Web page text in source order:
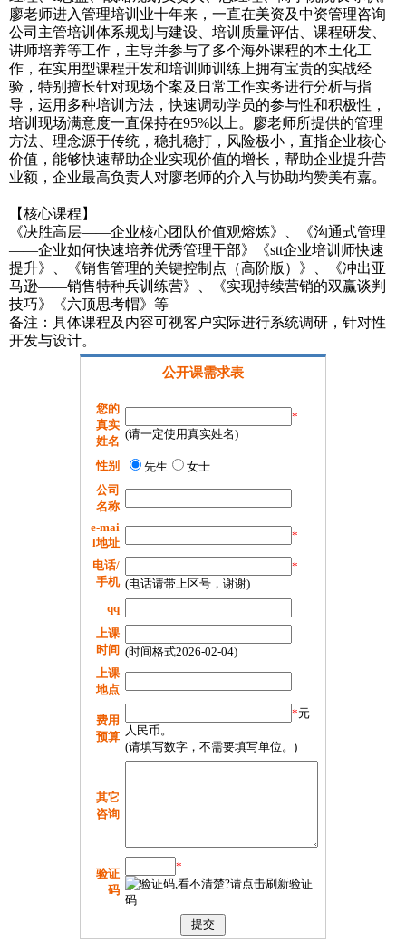
廖老师进入管理培训业十年来，一直在美资及中资管理咨询
公司主管培训体系规划与建设、培训质量评估、课程研发、
讲师培养等工作，主导并参与了多个海外课程的本土化工
作，在实用型课程开发和培训师训练上拥有宝贵的实战经
验，特别擅长针对现场个案及日常工作实务进行分析与指
导，运用多种培训方法，快速调动学员的参与性和积极性，
培训现场满意度一直保持在95%以上。廖老师所提供的管理
方法、理念源于传统，稳扎稳打，风险极小，直指企业核心
价值，能够快速帮助企业实现价值的增长，帮助企业提升营
业额，企业最高负责人对廖老师的介入与协助均赞美有嘉。
【核心课程】
《决胜高层——企业核心团队价值观熔炼》、《沟通式管理
——企业如何快速培养优秀管理干部》《stt企业培训师快速
提升》、《销售管理的关键控制点（高阶版）》、《冲出亚
马逊——销售特种兵训练营》、《实现持续营销的双赢谈判
技巧》《六顶思考帽》等
备注：具体课程及内容可视客户实际进行系统调研，针对性
开发与设计。
公开课需求表
您的
真实
姓名
*
(请一定使用真实姓名)
性别 先生
女士
公司
名称
e-mai
l地址
*
电话/
手机
*
(电话请带上区号，谢谢)
qq
上课
时间 (时间格式2026-02-04)
上课
地点
费用
预算
*元
人民币。
(请填写数字，不需要填写单位。)
其它
咨询
验证
码
*